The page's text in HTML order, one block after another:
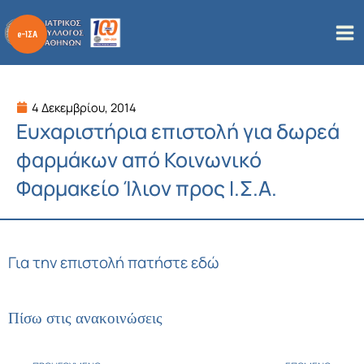
στο
περιεχόμενο
4 Δεκεμβρίου, 2014
Ευχαριστήρια επιστολή για δωρεά
φαρμάκων από Κοινωνικό
Φαρμακείο Ίλιον προς Ι.Σ.Α.
Για την επιστολή πατήστε εδώ
Πίσω στις ανακοινώσεις